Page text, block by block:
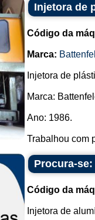
Injetora de
Código da
Marca:
Injetora de
Marca:
Ano: 1986.
Trabalhou com
Procura-
Código da
Injetora de